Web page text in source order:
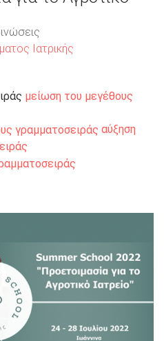
Ιατρικής
μείωση του μεγέθους
αύξηση